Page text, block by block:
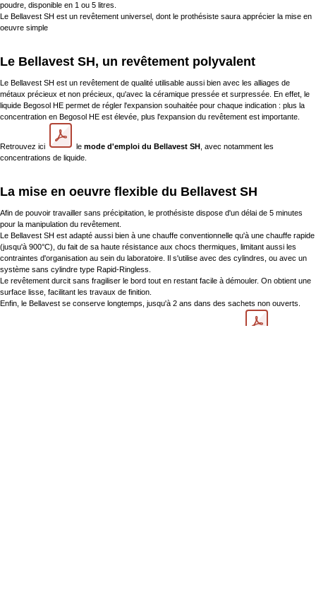
poudre, disponible en 1 ou 5 litres.
Le Bellavest SH est un revêtement universel, dont le prothésiste saura apprécier la mise en
oeuvre simple
Le Bellavest SH, un revêtement polyvalent
Le Bellavest SH est un revêtement de qualité utilisable aussi bien avec les alliages de
métaux précieux et non précieux, qu'avec la céramique pressée et surpressée. En effet, le
liquide Begosol HE permet de régler l'expansion souhaitée pour chaque indication : plus la
concentration en Begosol HE est élevée, plus l'expansion du revêtement est importante.
Retrouvez ici le mode d'emploi du Bellavest SH , avec notamment les
concentrations de liquide.
La mise en oeuvre flexible du Bellavest SH
Afin de pouvoir travailler sans précipitation, le prothésiste dispose d'un délai de 5 minutes
pour la manipulation du revêtement.
Le Bellavest SH est adapté aussi bien à une chauffe conventionnelle qu'à une chauffe rapide
(jusqu'à 900°C), du fait de sa haute résistance aux chocs thermiques, limitant aussi les
contraintes d'organisation au sein du laboratoire. Il s'utilise avec des cylindres, ou avec un
système sans cylindre type Rapid-Ringless.
Le revêtement durcit sans fragiliser le bord tout en restant facile à démouler. On obtient une
surface lisse, facilitant les travaux de finition.
Enfin, le Bellavest se conserve longtemps, jusqu'à 2 ans dans des sachets non ouverts.